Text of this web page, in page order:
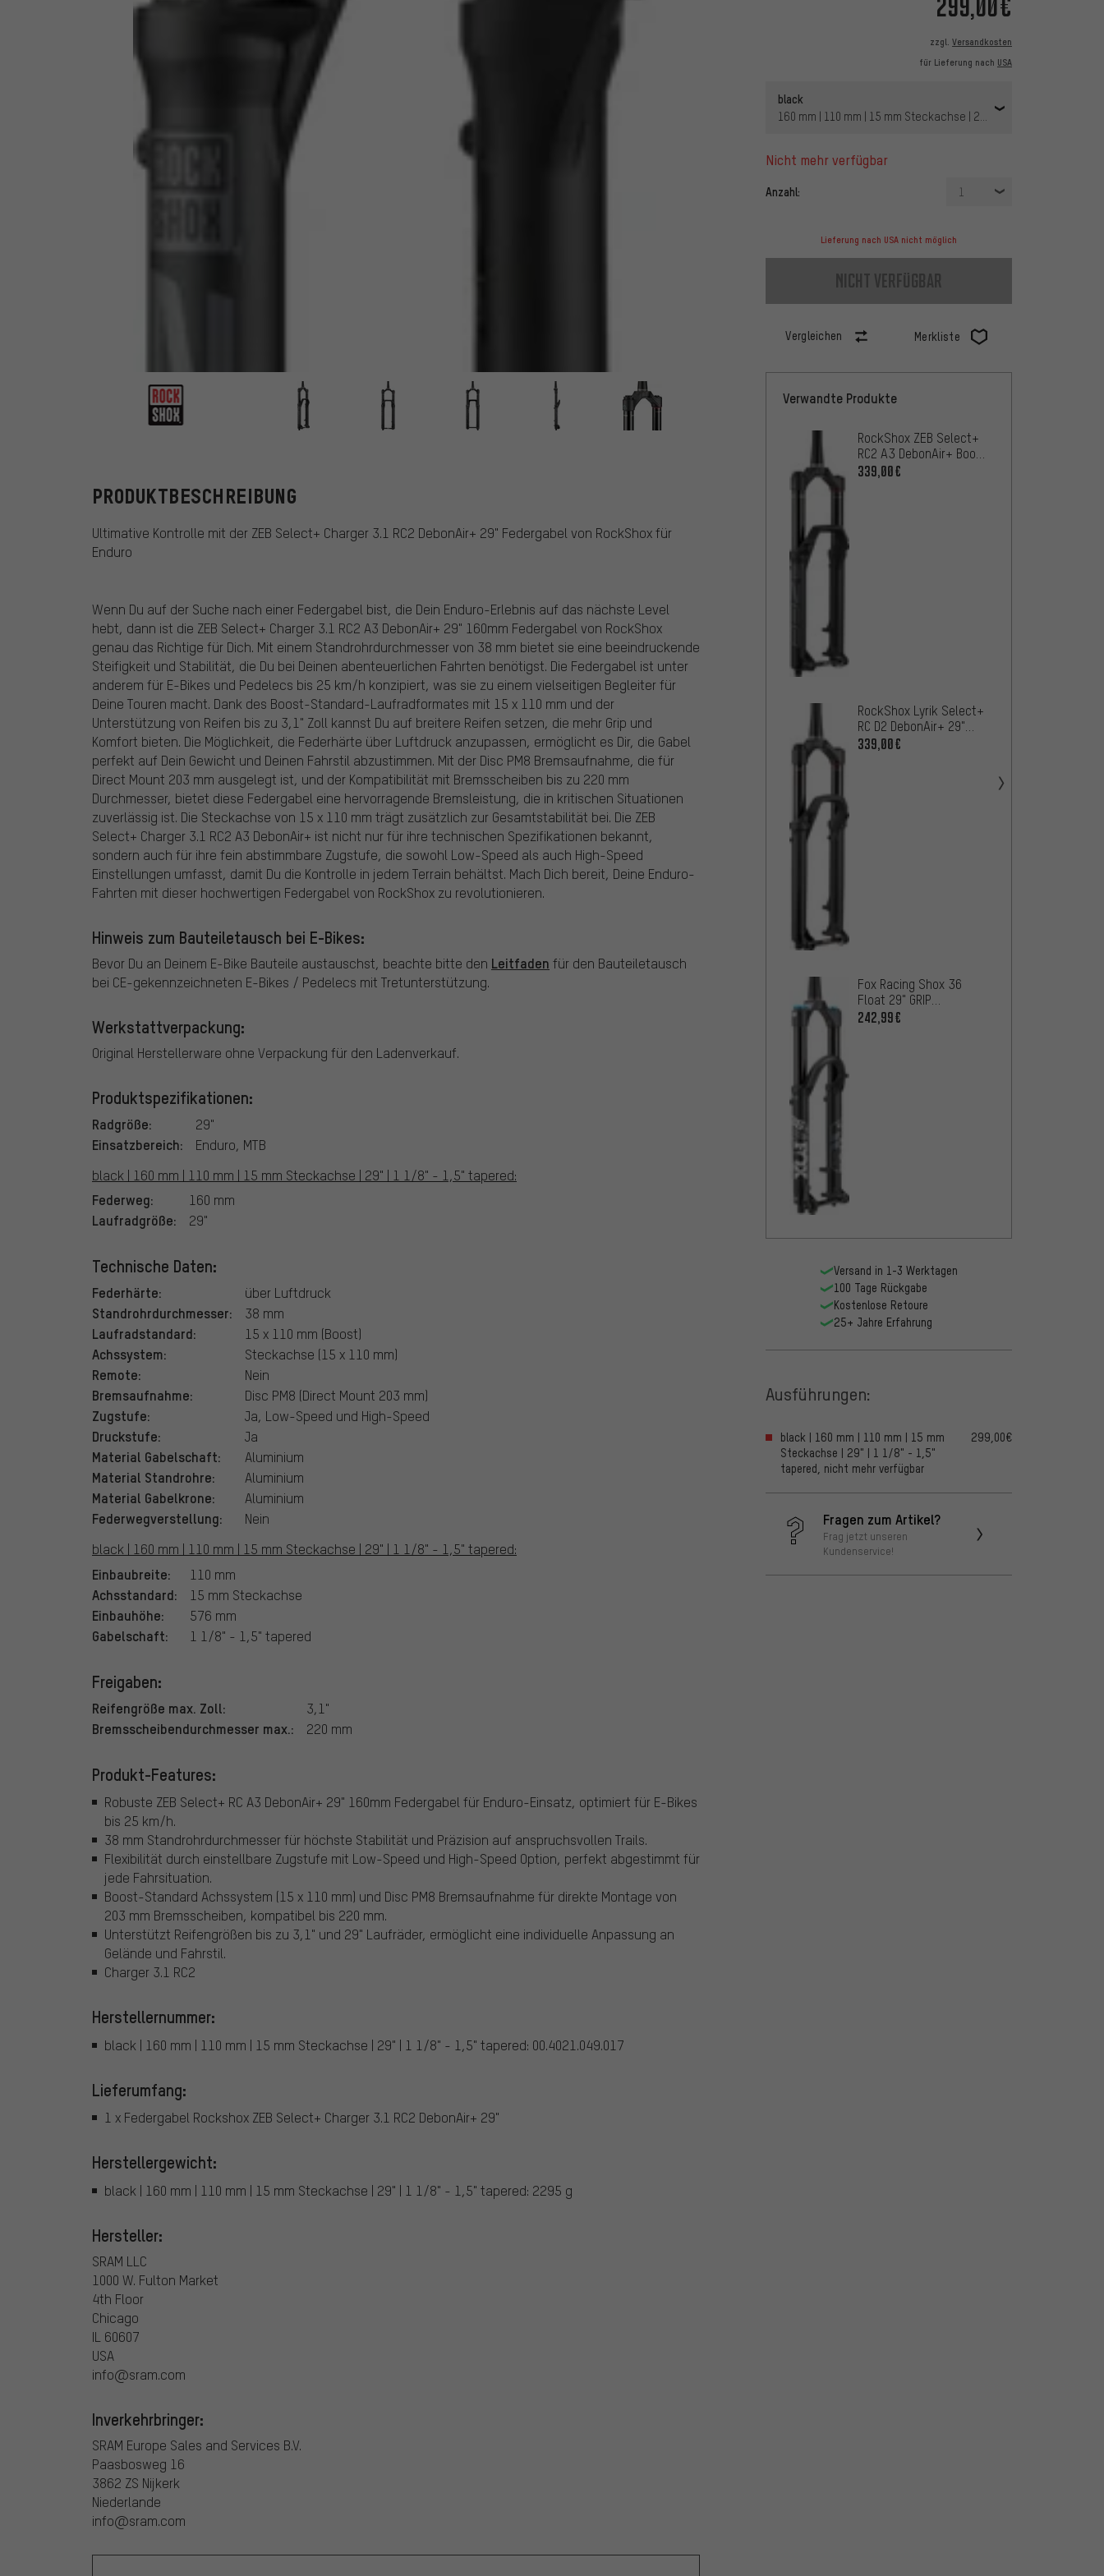
zzgl. Versandkosten
für Lieferung nach USA
black
160 mm | 110 mm | 15 mm Steckachse | 29" | 1 1/8" - 1,5" tapered
nicht mehr verfügbar
Anzahl: 1
Lieferung nach USA nicht möglich
nicht verfügbar
Vergleichen Merkliste
RockShox
PRODUKTBESCHREIBUNG
Ultimative Kontrolle mit der ZEB Select+ Charger 3.1 RC2 DebonAir+ 29" Federgabel von RockShox für
Enduro
Wenn Du auf der Suche nach einer Federgabel bist, die Dein Enduro-Erlebnis auf das nächste Level
hebt, dann ist die ZEB Select+ Charger 3.1 RC2 A3 DebonAir+ 29" 160mm Federgabel von RockShox
genau das Richtige für Dich. Mit einem Standrohrdurchmesser von 38 mm bietet sie eine beeindruckende
Steifigkeit und Stabilität, die Du bei Deinen abenteuerlichen Fahrten benötigst. Die Federgabel ist unter
anderem für E-Bikes und Pedelecs bis 25 km/h konzipiert, was sie zu einem vielseitigen Begleiter für
Deine Touren macht. Dank des Boost-Standard-Laufradformates mit 15 x 110 mm und der
Unterstützung von Reifen bis zu 3,1" Zoll kannst Du auf breitere Reifen setzen, die mehr Grip und
Komfort bieten. Die Möglichkeit, die Federhärte über Luftdruck anzupassen, ermöglicht es Dir, die Gabel
perfekt auf Dein Gewicht und Deinen Fahrstil abzustimmen. Mit der Disc PM8 Bremsaufnahme, die für
Direct Mount 203 mm ausgelegt ist, und der Kompatibilität mit Bremsscheiben bis zu 220 mm
Durchmesser, bietet diese Federgabel eine hervorragende Bremsleistung, die in kritischen Situationen
zuverlässig ist. Die Steckachse von 15 x 110 mm trägt zusätzlich zur Gesamtstabilität bei. Die ZEB
Select+ Charger 3.1 RC2 A3 DebonAir+ ist nicht nur für ihre technischen Spezifikationen bekannt,
sondern auch für ihre fein abstimmbare Zugstufe, die sowohl Low-Speed als auch High-Speed
Einstellungen umfasst, damit Du die Kontrolle in jedem Terrain behältst. Mach Dich bereit, Deine Enduro-
Fahrten mit dieser hochwertigen Federgabel von RockShox zu revolutionieren.
Hinweis zum Bauteiletausch bei E-Bikes:
Bevor Du an Deinem E-Bike Bauteile austauschst, beachte bitte den Leitfaden für den Bauteiletausch
bei CE-gekennzeichneten E-Bikes / Pedelecs mit Tretunterstützung.
Werkstattverpackung:
Original Herstellerware ohne Verpackung für den Ladenverkauf.
Produktspezifikationen:
Radgröße: 29"
Einsatzbereich:
Enduro, MTB
black | 160 mm | 110 mm | 15 mm Steckachse | 29" | 1 1/8" - 1,5" tapered:
Federweg: 160 mm
Laufradgröße: 29"
Technische Daten:
Federhärte: über Luftdruck
Standrohrdurchmesser: 38 mm
Laufradstandard: 15 x 110 mm (Boost)
Achssystem: Steckachse (15 x 110 mm)
Remote: Nein
Bremsaufnahme: Disc PM8 (Direct Mount 203 mm)
Zugstufe: Ja, Low-Speed und High-Speed
Druckstufe: Ja
Material Gabelschaft: Aluminium
Material Standrohre: Aluminium
Material Gabelkrone: Aluminium
Federwegverstellung:
Nein
black | 160 mm | 110 mm | 15 mm Steckachse | 29" | 1 1/8" - 1,5" tapered:
Einbaubreite: 110 mm
Achsstandard: 15 mm Steckachse
Einbauhöhe: 576 mm
Gabelschaft: 1 1/8" - 1,5" tapered
Freigaben:
Reifengröße max. Zoll: 3,1"
Bremsscheibendurchmesser max.: 220 mm
Produkt-Features:
Robuste ZEB Select+ RC A3 DebonAir+ 29" 160mm Federgabel für Enduro-Einsatz, optimiert für E-Bikes
bis 25 km/h.
38 mm Standrohrdurchmesser für höchste Stabilität und Präzision auf anspruchsvollen Trails.
Flexibilität durch einstellbare Zugstufe mit Low-Speed und High-Speed Option, perfekt abgestimmt für
jede Fahrsituation.
Boost-Standard Achssystem (15 x 110 mm) und Disc PM8 Bremsaufnahme für direkte Montage von
203 mm Bremsscheiben, kompatibel bis 220 mm.
Unterstützt Reifengrößen bis zu 3,1" und 29" Laufräder, ermöglicht eine individuelle Anpassung an
Gelände und Fahrstil.
Charger 3.1 RC2
Herstellernummer:
black | 160 mm | 110 mm | 15 mm Steckachse | 29" | 1 1/8" - 1,5" tapered: 00.4021.049.017
Lieferumfang:
1 x Federgabel Rockshox ZEB Select+ Charger 3.1 RC2 DebonAir+ 29"
Herstellergewicht:
black | 160 mm | 110 mm | 15 mm Steckachse | 29" | 1 1/8" - 1,5" tapered: 2295 g
Hersteller:
SRAM LLC
1000 W. Fulton Market
4th Floor
Chicago
IL 60607
USA
info@sram.com
Inverkehrbringer:
SRAM Europe Sales and Services B.V.
Paasbosweg 16
3862 ZS Nijkerk
Niederlande
info@sram.com
Verwandte Produkte
RockShox ZEB Select+
RC2 A3 DebonAir+ Boost
29" Federgabel für E-
339,00€
RockShox Lyrik Select+
RC D2 DebonAir+ 29"
Federgabel -
339,00€
Fox Racing Shox 36
Float 29" GRIP
Performance Boost E-
242,99€
Versand in 1-3 Werktagen
100 Tage Rückgabe
Kostenlose Retoure
25+ Jahre Erfahrung
Ausführungen:
black | 160 mm | 110 mm | 15 mm
Steckachse | 29" | 1 1/8" - 1,5"
tapered, nicht mehr verfügbar
299,00€
Fragen zum Artikel?
Frag jetzt unseren
Kundenservice!